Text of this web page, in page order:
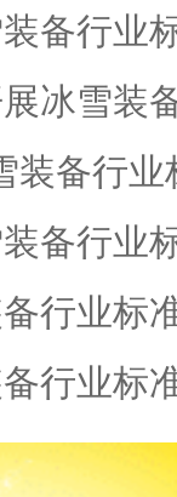
备行业
冰雪装
装备行
备行业
标准化
化工作组